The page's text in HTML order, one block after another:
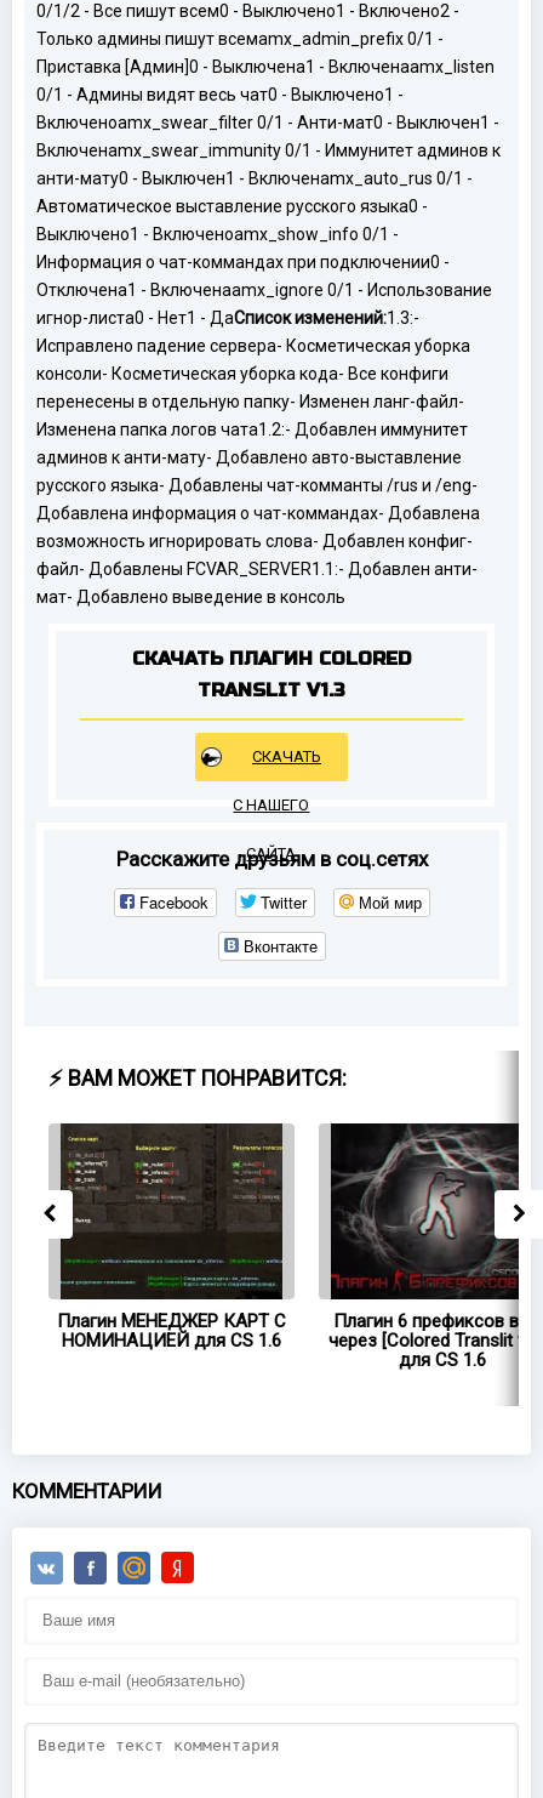
0/1/2 - Все пишут всем0 - Выключено1 - Включено2 -
Только админы пишут всемamx_admin_prefix 0/1 -
Приставка [Админ]0 - Выключена1 - Включенаamx_listen
0/1 - Админы видят весь чат0 - Выключено1 -
Включеноamx_swear_filter 0/1 - Анти-мат0 - Выключен1 -
Включенamx_swear_immunity 0/1 - Иммунитет админов к
анти-мату0 - Выключен1 - Включенamx_auto_rus 0/1 -
Автоматическое выставление русского языка0 -
Выключено1 - Включеноamx_show_info 0/1 -
Информация о чат-коммандах при подключении0 -
Отключена1 - Включенаamx_ignore 0/1 - Использование
игнор-листа0 - Нет1 - ДаСписок изменений:1.3:-
Исправлено падение сервера- Косметическая уборка
консоли- Косметическая уборка кода- Все конфиги
перенесены в отдельную папку- Изменен ланг-файл-
Изменена папка логов чата1.2:- Добавлен иммунитет
админов к анти-мату- Добавлено авто-выставление
русского языка- Добавлены чат-комманты /rus и /eng-
Добавлена информация о чат-коммандах- Добавлена
возможность игнорировать слова- Добавлен конфиг-
файл- Добавлены FCVAR_SERVER1.1:- Добавлен анти-
мат- Добавлено выведение в консоль
СКАЧАТЬ ПЛАГИН COLORED
TRANSLIT V1.3
СКАЧАТЬ
С НАШЕГО
САЙТА
Расскажите друзьям в соц.сетях
Facebook Twitter
Мой мир
Вконтакте
⚡ ВАМ МОЖЕТ ПОНРАВИТСЯ:
Плагин МЕНЕДЖЕР КАРТ С
НОМИНАЦИЕЙ для CS 1.6
Плагин 6 префиксов в
через [Colored Translit
для CS 1.6
КОММЕНТАРИИ